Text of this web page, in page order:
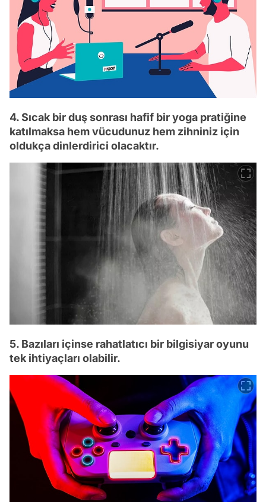
4. Sıcak bir duş sonrası hafif bir yoga pratiğine
katılmaksa hem vücudunuz hem zihniniz için
oldukça dinlerdirici olacaktır.
5. Bazıları içinse rahatlatıcı bir bilgisiyar oyunu
tek ihtiyaçları olabilir.